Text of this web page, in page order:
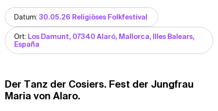
Datum: 30.05.26 Religiöses Folkfestival
Ort: Los Damunt, 07340 Alaró, Mallorca, Illes Balears,
España
Der Tanz der Cosiers. Fest der Jungfrau
Maria von Alaro.